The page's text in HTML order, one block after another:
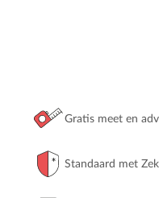
Gratis meet en
Standaard met